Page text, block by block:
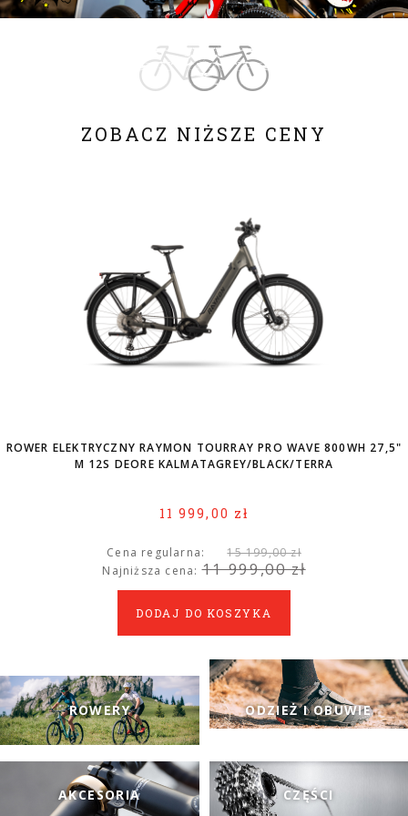
ZOBACZ NIŻSZE CENY
ROWER ELEKTRYCZNY RAYMON TOURRAY PRO WAVE 800WH 27,5"
M 12S DEORE KALMATAGREY/BLACK/TERRA
11 999,00 zł
Cena regularna:
15 199,00 zł
Najniższa cena:11 999,00 zł
DODAJ DO KOSZYKA
ROWERY ODZIEŻ I OBUWIE
AKCESORIA CZĘŚCI